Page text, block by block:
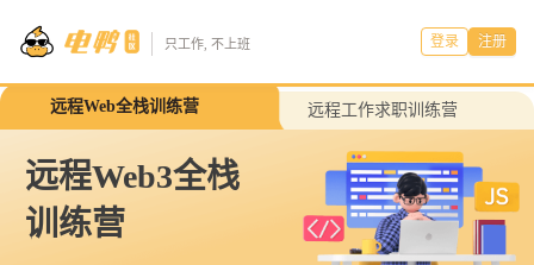
只工作, 不上班 登录 注册
远程Web全栈训练营 远程工作求职训练营
远程Web3全栈
训练营